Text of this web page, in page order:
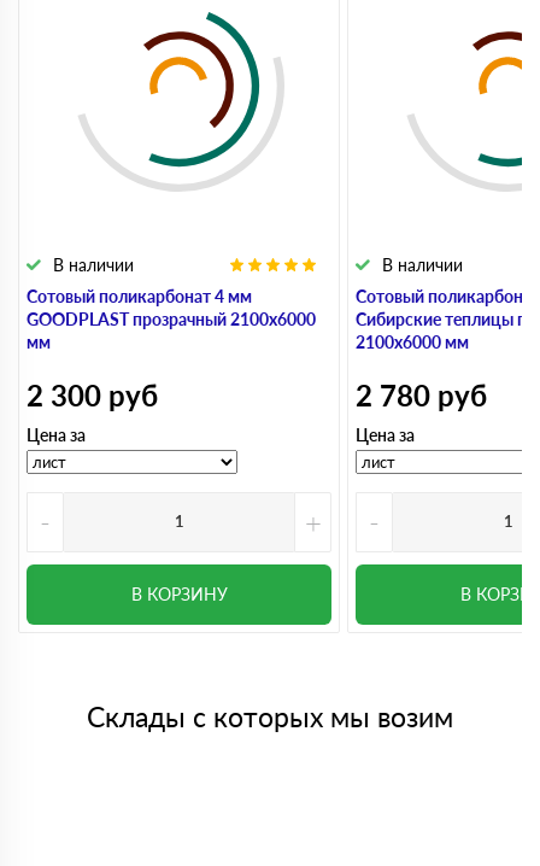
Сотовый поликарбонат 4 мм
GOODPLAST прозрачный 2100х6000
мм
В наличии
2 300 руб
Цена за
- +
В КОРЗИНУ
Сотовый
Сибирские теплицы
2100х6000 мм
В наличии
2 780 руб
Цена за
-
В
Склады с которых мы возим